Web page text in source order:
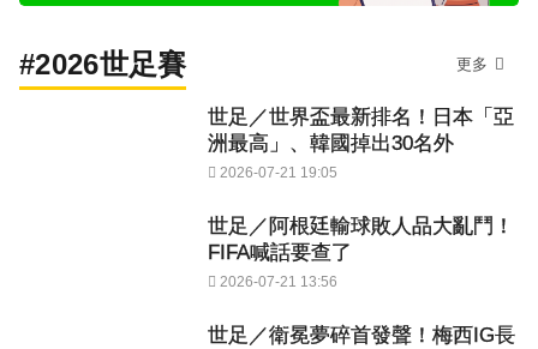
#2026世足賽 更多
世足／世界盃最新排名！日本「亞
洲最高」、韓國掉出30名外
2026-07-21 19:05
世足／阿根廷輸球敗人品大亂鬥！
FIFA喊話要查了
2026-07-21 13:56
世足／衛冕夢碎首發聲！梅西IG長